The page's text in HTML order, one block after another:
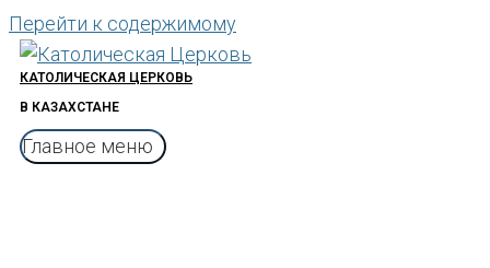
Перейти к содержимому
КАТОЛИЧЕСКАЯ ЦЕРКОВЬ
В КАЗАХСТАНЕ
Главное меню